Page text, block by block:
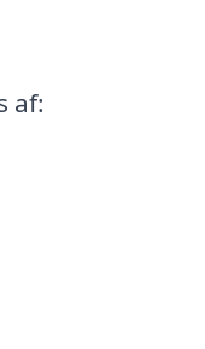
af: